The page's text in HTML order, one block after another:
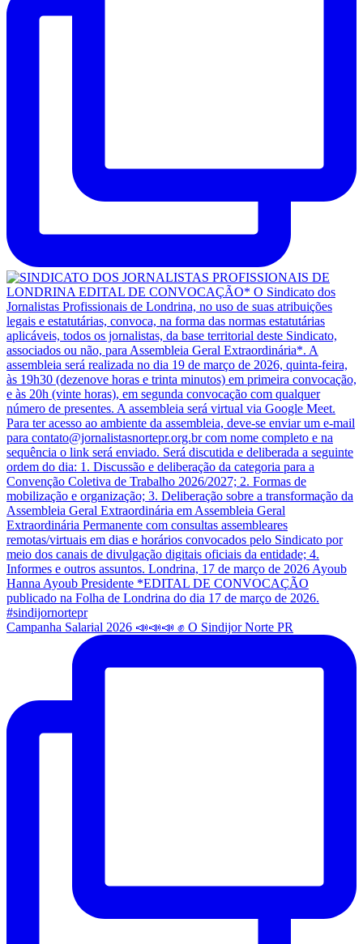
Campanha Salarial 2026 📣📣📣 ✊ O Sindijor Norte PR